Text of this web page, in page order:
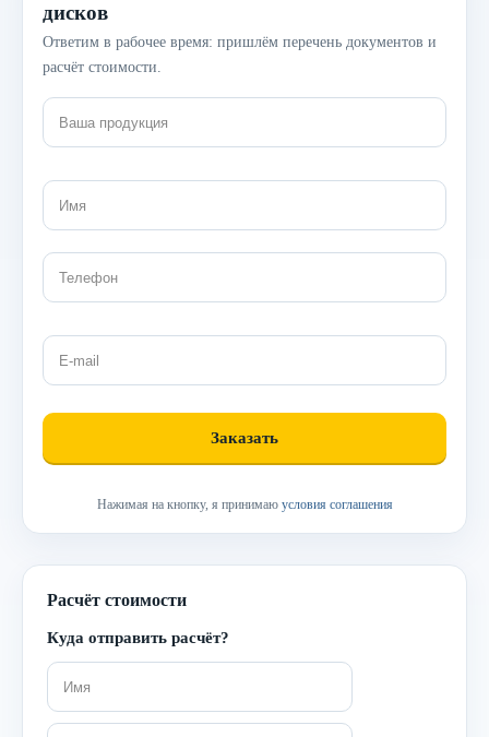
дисков
Ответим в рабочее время: пришлём перечень документов и
расчёт стоимости.
Нажимая на кнопку, я принимаю условия соглашения
Расчёт стоимости
Куда отправить расчёт?